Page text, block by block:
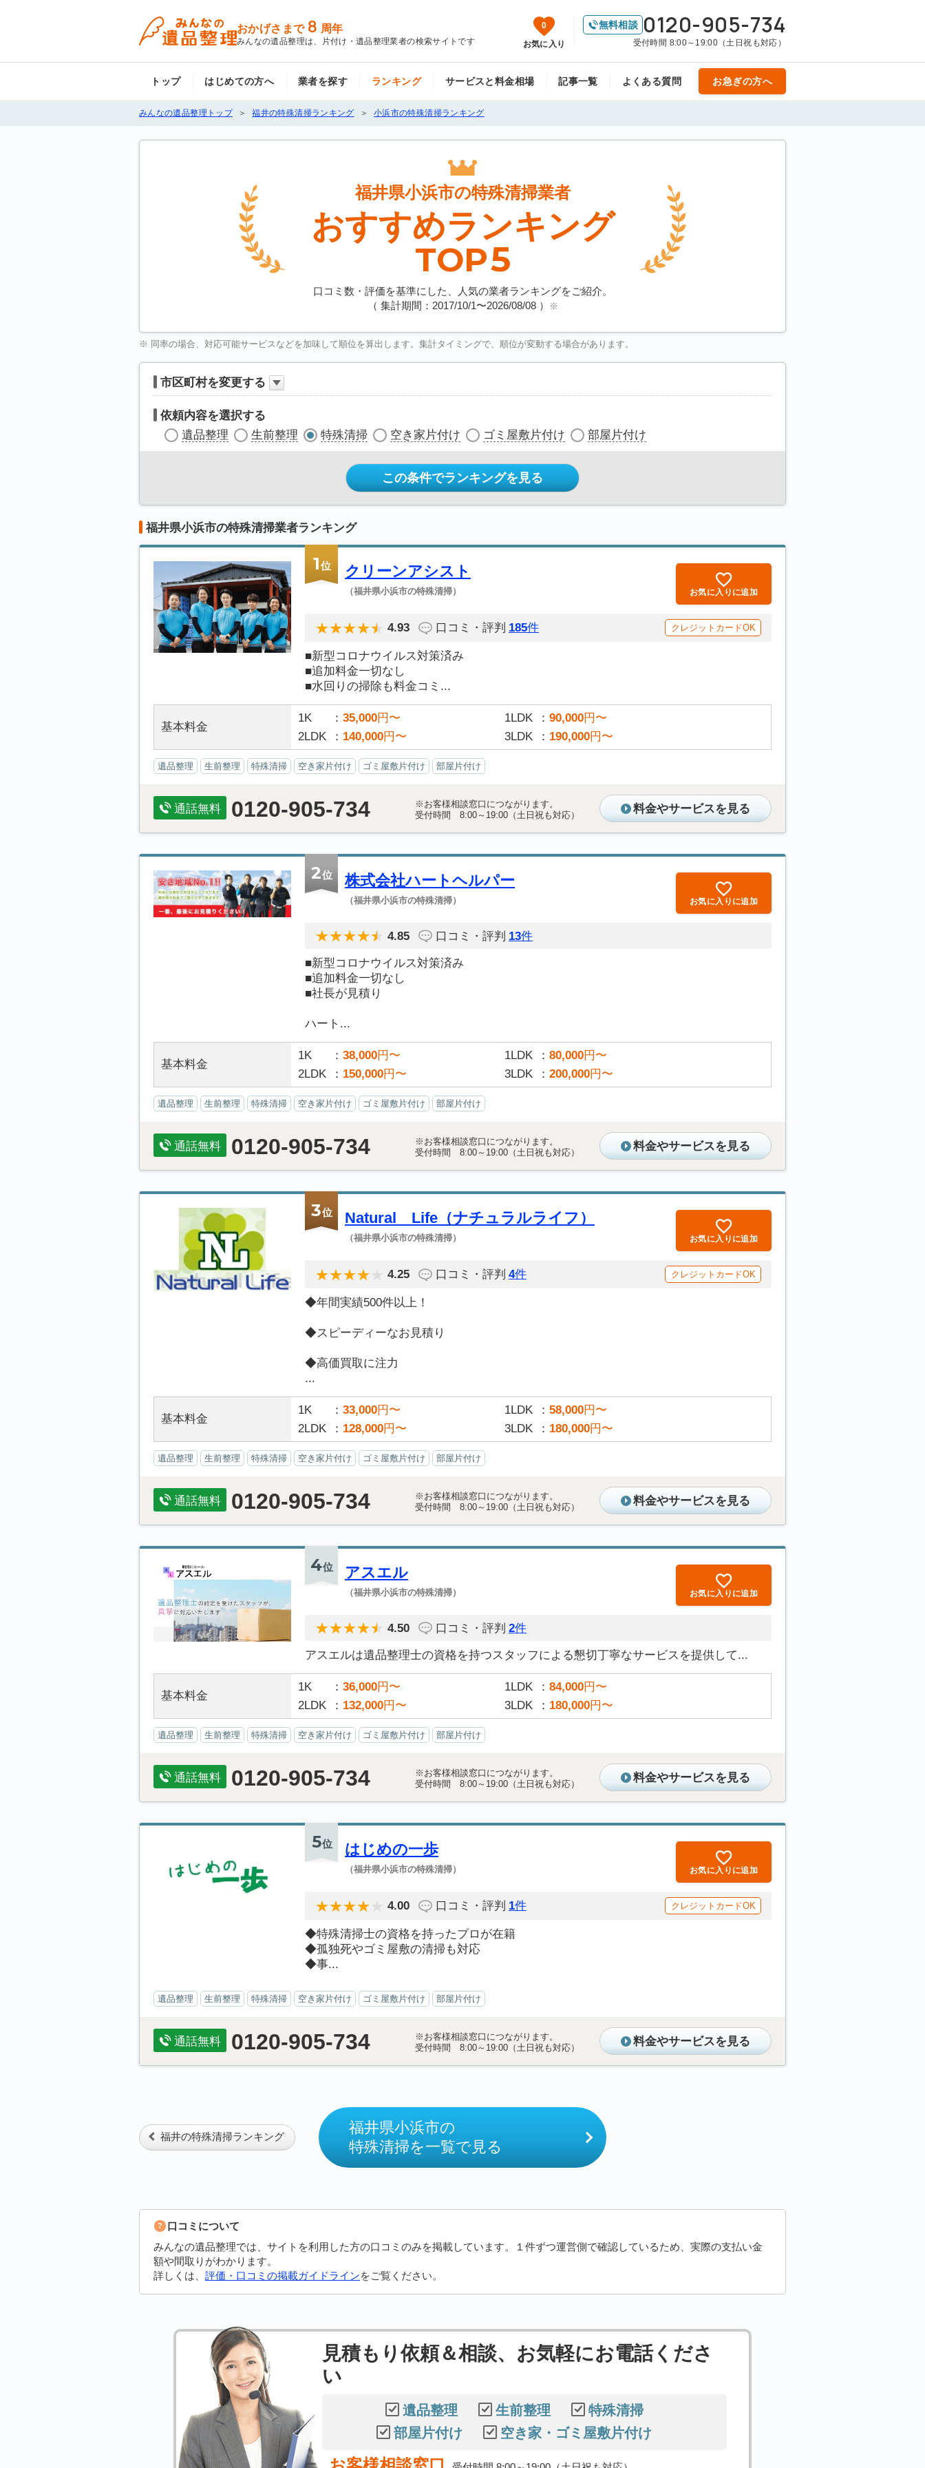
おかげさまで 8 周年
みんなの遺品整理は、片付け・遺品整理業者の検索サイトです
0
お気に入り
無料相談 0120-905-734
受付時間 8:00～19:00（土日祝も対応）
トップ はじめての方へ 業者を探す ランキング サービスと料金相場 記事一覧 よくある質問 お急ぎの方へ
みんなの遺品整理トップ 福井の特殊清掃ランキング 小浜市の特殊清掃ランキング
福井県小浜市の特殊清掃業者
おすすめランキング
TOP5
口コミ数・評価を基準にした、人気の業者ランキングをご紹介。
（ 集計期間：2017/10/1〜2026/08/08） ※
※ 同率の場合、対応可能サービスなどを加味して順位を算出します。集計タイミングで、順位が変動する場合があります。
市区町村を変更する
依頼内容を選択する
遺品整理
生前整理 特殊清掃 空き家片付け ゴミ屋敷片付け 部屋片付け
この条件でランキングを見る
福井県小浜市の特殊清掃業者ランキング
1位 クリーンアシスト
（福井県小浜市の特殊清掃） お気に入りに追加
4.93 口コミ・評判 185件 クレジットカードOK
■新型コロナウイルス対策済み
■追加料金一切なし
■水回りの掃除も料金コミ...
基本料金
1K 35,000円〜 1LDK 90,000円〜
2LDK
140,000円〜 3LDK 190,000円〜
遺品整理 生前整理 特殊清掃 空き家片付け ゴミ屋敷片付け 部屋片付け
通話無料 0120-905-734
※お客様相談窓口につながります。
受付時間 8:00～19:00（土日祝も対応）
料金やサービスを見る
2位 株式会社ハートヘルパー
（福井県小浜市の特殊清掃） お気に入りに追加
4.85 口コミ・評判 13件
■新型コロナウイルス対策済み
■追加料金一切なし
■社長が見積り
ハート...
基本料金
1K 38,000円〜 1LDK 80,000円〜
2LDK
150,000円〜 3LDK 200,000円〜
遺品整理 生前整理 特殊清掃 空き家片付け ゴミ屋敷片付け 部屋片付け
通話無料 0120-905-734
※お客様相談窓口につながります。
受付時間 8:00～19:00（土日祝も対応）
料金やサービスを見る
3位 Natural Life（ナチュラルライフ）
（福井県小浜市の特殊清掃） お気に入りに追加
4.25 口コミ・評判 4件 クレジットカードOK
◆年間実績500件以上！
◆スピーディーなお見積り
◆高価買取に注力
...
基本料金
1K 33,000円〜 1LDK 58,000円〜
2LDK
128,000円〜 3LDK 180,000円〜
遺品整理 生前整理 特殊清掃 空き家片付け ゴミ屋敷片付け 部屋片付け
通話無料 0120-905-734
※お客様相談窓口につながります。
受付時間 8:00～19:00（土日祝も対応）
料金やサービスを見る
4位 アスエル
（福井県小浜市の特殊清掃） お気に入りに追加
4.50 口コミ・評判 2件
アスエルは遺品整理士の資格を持つスタッフによる懇切丁寧なサービスを提供して...
基本料金
1K 36,000円〜 1LDK 84,000円〜
2LDK
132,000円〜 3LDK 180,000円〜
遺品整理 生前整理 特殊清掃 空き家片付け ゴミ屋敷片付け 部屋片付け
通話無料 0120-905-734
※お客様相談窓口につながります。
受付時間 8:00～19:00（土日祝も対応）
料金やサービスを見る
5位 はじめの一歩
（福井県小浜市の特殊清掃） お気に入りに追加
4.00 口コミ・評判 1件 クレジットカードOK
◆特殊清掃士の資格を持ったプロが在籍
◆孤独死やゴミ屋敷の清掃も対応
◆事...
遺品整理 生前整理 特殊清掃 空き家片付け ゴミ屋敷片付け 部屋片付け
通話無料 0120-905-734
※お客様相談窓口につながります。
受付時間 8:00～19:00（土日祝も対応）
料金やサービスを見る
福井の特殊清掃ランキング
福井県小浜市の
特殊清掃を一覧で見る
口コミについて
みんなの遺品整理では、サイトを利用した方の口コミのみを掲載しています。１件ずつ運営側で確認しているため、実際の支払い金
額や間取りがわかります。
詳しくは、 評価・口コミの掲載ガイドラインをご覧ください。
見積もり依頼＆相談、お気軽にお電話くださ
い
遺品整理 生前整理
特殊清掃
部屋片付け
空き家・ゴミ屋敷片付け